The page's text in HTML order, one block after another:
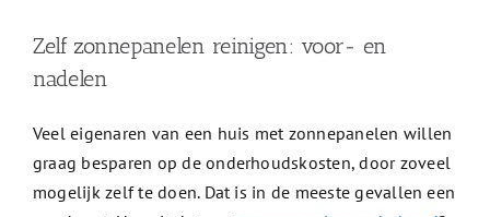
Zelf zonnepanelen reinigen: voor- en
nadelen
Veel eigenaren van een huis met zonnepanelen willen
graag besparen op de onderhoudskosten, door zoveel
mogelijk zelf te doen. Dat is in de meeste gevallen een